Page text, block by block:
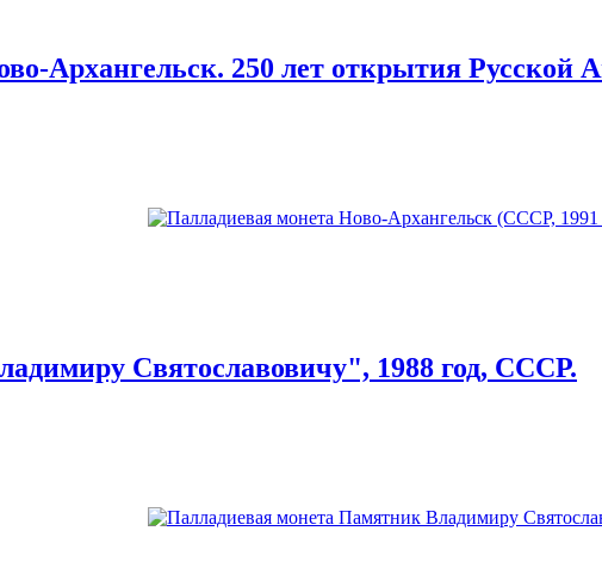
Архангельск. 250 лет открытия Русской
Святославовичу", 1988 год, СССР.